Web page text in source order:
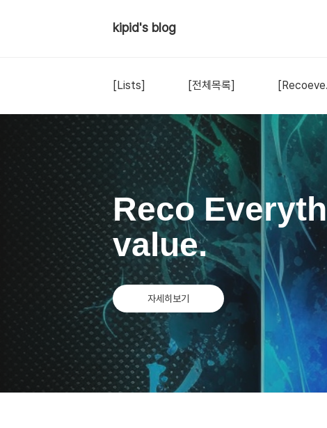
kipid's blog
[Lists] [전체목록]
Reco
value.
자세히보기